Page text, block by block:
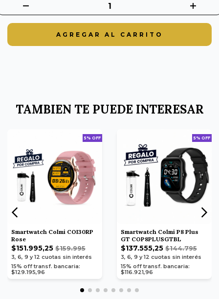
TAMBIEN TE PUEDE INTERESAR
5% OFF
Smartwatch Colmi COI30RP
Rose
$151.995,25 $159.995
3, 6, 9 y 12 cuotas sin interés
15% off transf. bancaria:
$129.195,96
5% OFF
Smartwatch Colmi P8 Plus
GT COP8PLUSGTBL
$137.555,25 $144.795
3, 6, 9 y 12 cuotas sin interés
15% off transf. bancaria:
$116.921,96